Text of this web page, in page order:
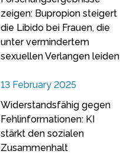
zeigen: Bupropion steigert
die Libido bei Frauen, die
unter vermindertem
sexuellen Verlangen leiden
13 February 2025
Widerstandsfähig gegen
Fehlinformationen: KI
stärkt den sozialen
Zusammenhalt